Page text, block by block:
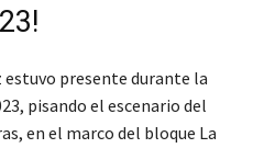
estuvo presente durante la
pisando el escenario del
en el marco del bloque La